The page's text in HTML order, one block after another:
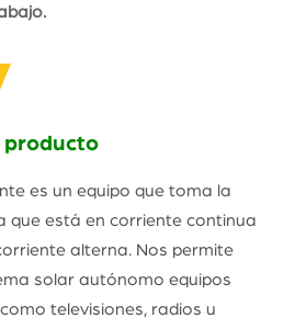
producto
es un equipo que toma la
que está en corriente continua
alterna. Nos permite
solar autónomo equipos
televisiones, radios u